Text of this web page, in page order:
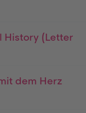
History (Letter
dem Herz